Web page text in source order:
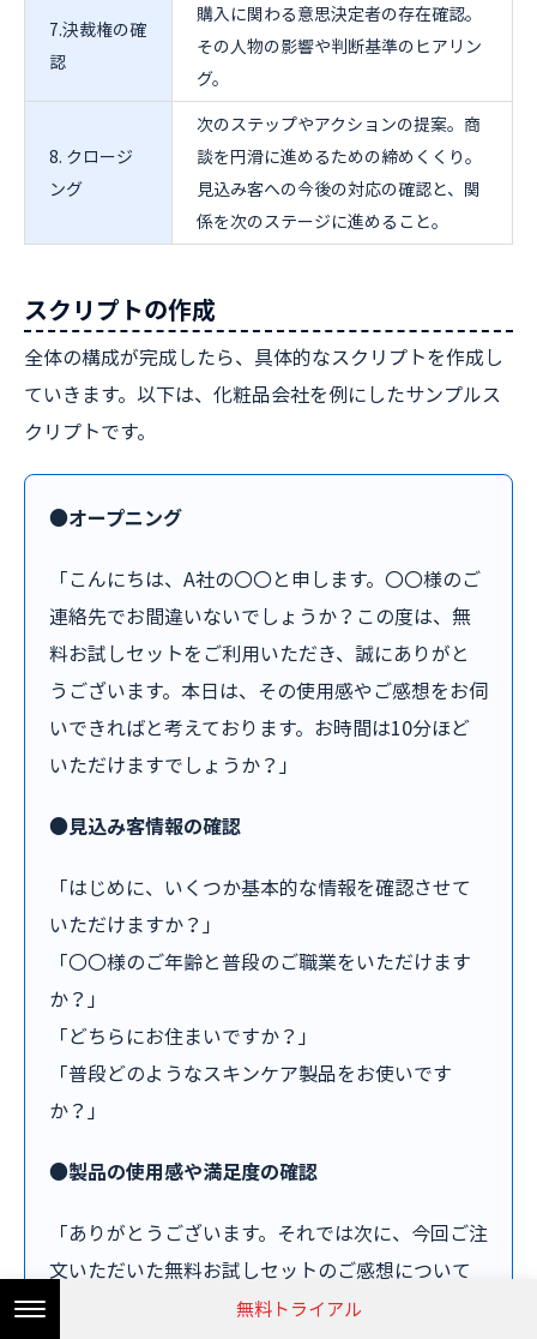
7.決裁権の確
認
購入に関わる意思決定者の存在確認。
その人物の影響や判断基準のヒアリン
グ。
8. クロージ
ング
次のステップやアクションの提案。商
談を円滑に進めるための締めくくり。
見込み客への今後の対応の確認と、関
係を次のステージに進めること。
スクリプトの作成
全体の構成が完成したら、具体的なスクリプトを作成し
ていきます。以下は、化粧品会社を例にしたサンプルス
クリプトです。
●オープニング
「こんにちは、A社の〇〇と申します。〇〇様のご
連絡先でお間違いないでしょうか？この度は、無
料お試しセットをご利用いただき、誠にありがと
うございます。本日は、その使用感やご感想をお伺
いできればと考えております。お時間は10分ほど
いただけますでしょうか？」
●見込み客情報の確認
「はじめに、いくつか基本的な情報を確認させて
いただけますか？」
「〇〇様のご年齢と普段のご職業をいただけます
か？」
「どちらにお住まいですか？」
「普段どのようなスキンケア製品をお使いです
か？」
●製品の使用感や満足度の確認
「ありがとうございます。それでは次に、今回ご注
文いただいた無料お試しセットのご感想について
無料トライアル